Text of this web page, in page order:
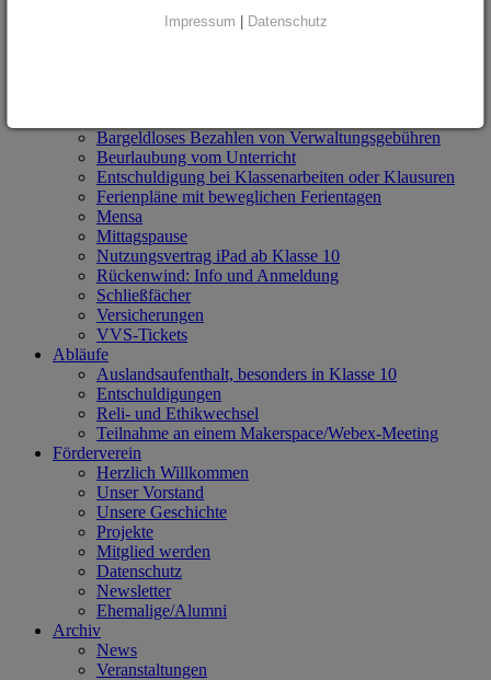
Willkommenszeitung für Eltern
Bargeldloses Bezahlen von Verwaltungsgebühren
Beurlaubung vom Unterricht
Entschuldigung bei Klassenarbeiten oder Klausuren
Ferienpläne mit beweglichen Ferientagen
Mensa
Mittagspause
Nutzungsvertrag iPad ab Klasse 10
Rückenwind: Info und Anmeldung
Schließfächer
Versicherungen
VVS-Tickets
Abläufe
Auslandsaufenthalt, besonders in Klasse 10
Entschuldigungen
Reli- und Ethikwechsel
Teilnahme an einem Makerspace/Webex-Meeting
Förderverein
Herzlich Willkommen
Unser Vorstand
Unsere Geschichte
Projekte
Mitglied werden
Datenschutz
Newsletter
Ehemalige/Alumni
Archiv
News
Veranstaltungen
Impressum Datenschutz